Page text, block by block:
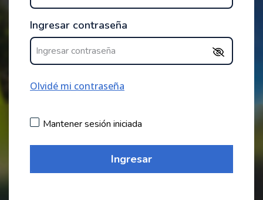
Ingresar contraseña
Olvidé mi contraseña
Mantener sesión iniciada
Ingresar